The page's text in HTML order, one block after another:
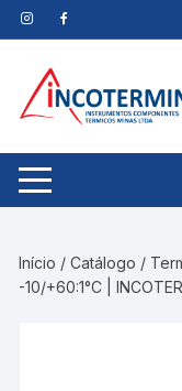
Pular
para
conteúdo
Início /Catálogo /
-10/+60:1°C |